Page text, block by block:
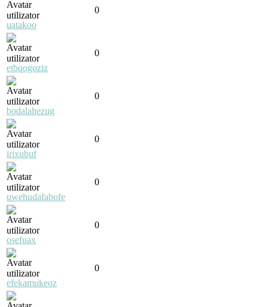
uatakoo
0
etbqogoziz
0
bodalahezug
0
irixubuf
0
uwehudafabofe
0
osefuax
0
efekamukeoz
0